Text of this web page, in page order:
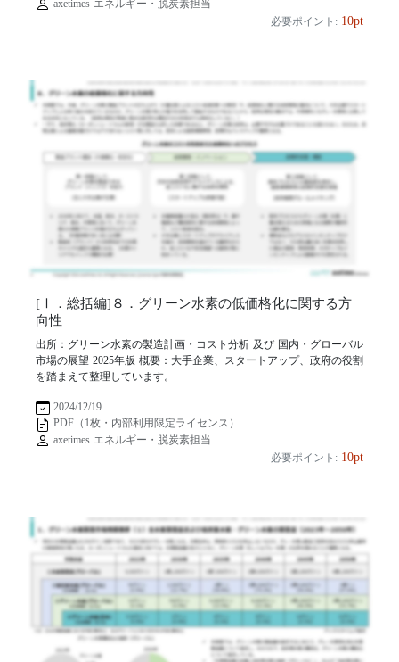
axetimes エネルギー・脱炭素担当
必要ポイント: 10pt
[Ⅰ．総括編]８．グリーン水素の低価格化に関する方
向性
出所：グリーン水素の製造計画・コスト分析 及び 国内・グローバル
市場の展望 2025年版 概要：大手企業、スタートアップ、政府の役割
を踏まえて整理しています。
2024/12/19
PDF（1枚・内部利用限定ライセンス）
axetimes エネルギー・脱炭素担当
必要ポイント: 10pt